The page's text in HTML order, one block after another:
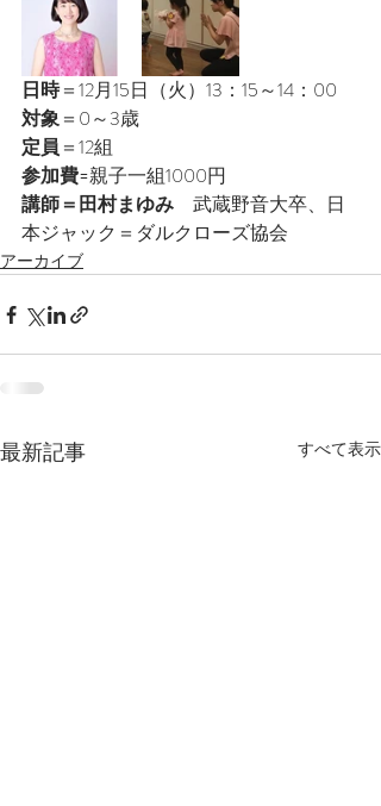
日時＝12月15日（火）13：15～14：00
対象＝0～3歳
定員＝12組
参加費=親子一組1000円
講師＝田村まゆみ 武蔵野音大卒、日
本ジャック＝ダルクローズ協会
アーカイブ
最新記事 すべて表示